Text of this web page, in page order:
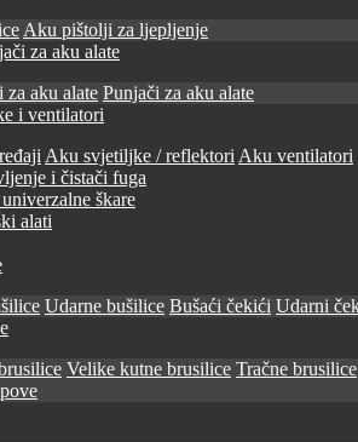
Aku pištolji za ljepljenje
za aku alate
aku alate Punjači za aku alate
i ventilatori
Aku svjetiljke / reflektori Aku ventilatori
i čistači fuga
škare
alati
Udarne bušilice Bušaći čekići Udarni
Velike kutne brusilice Tračne brusilice